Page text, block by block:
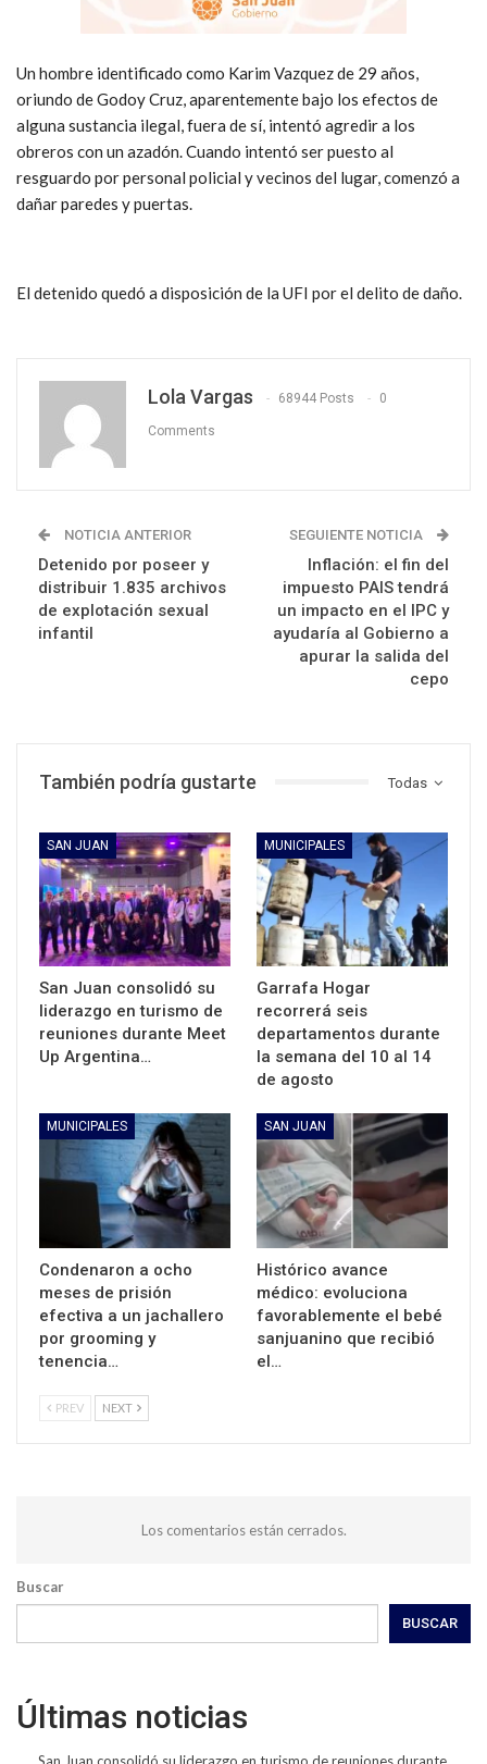
Un hombre identificado como Karim Vazquez de 29 años,
oriundo de Godoy Cruz, aparentemente bajo los efectos de
alguna sustancia ilegal, fuera de sí, intentó agredir a los
obreros con un azadón. Cuando intentó ser puesto al
resguardo por personal policial y vecinos del lugar, comenzó a
dañar paredes y puertas.
El detenido quedó a disposición de la UFI por el delito de daño.
Lola Vargas 68944 Posts 0
Comments
NOTICIA ANTERIOR
Detenido por poseer y
distribuir 1.835 archivos
de explotación sexual
infantil
SEGUIENTE NOTICIA
Inflación: el fin del
impuesto PAIS tendrá
un impacto en el IPC y
ayudaría al Gobierno a
apurar la salida del
cepo
Todas
También podría gustarte
SAN JUAN
San Juan consolidó su
liderazgo en turismo de
reuniones durante Meet
Up Argentina…
MUNICIPALES
Garrafa Hogar
recorrerá seis
departamentos durante
la semana del 10 al 14
de agosto
MUNICIPALES
Condenaron a ocho
meses de prisión
efectiva a un jachallero
por grooming y
tenencia…
SAN JUAN
Histórico avance
médico: evoluciona
favorablemente el bebé
sanjuanino que recibió
el…
PREV NEXT
Los comentarios están cerrados.
Buscar
BUSCAR
Últimas noticias
San Juan consolidó su liderazgo en turismo de reuniones durante